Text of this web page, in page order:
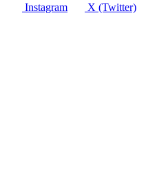
Instagram X (Twitter)